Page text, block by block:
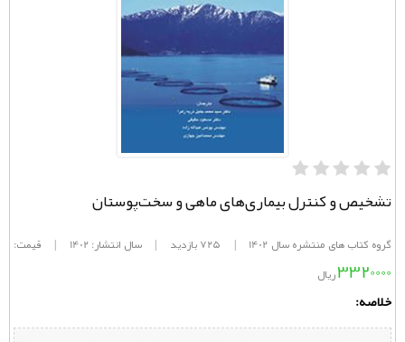
تشخیص و کنترل بیماری‌های ماهی و سخت‌پوستان
گروه کتاب های منتشره سال 1402 | 725 بازدید | سال انتشار: 1402 | قیمت:
3320000ریال
خلاصه: